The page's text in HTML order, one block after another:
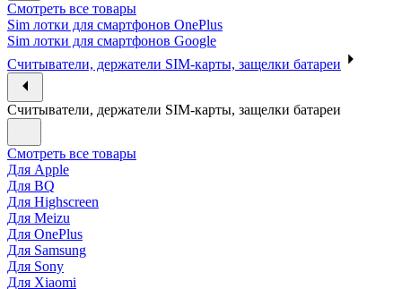
Смотреть все товары
Sim лотки для смартфонов OnePlus
Sim лотки для смартфонов Google
Считыватели, держатели SIM-карты, защелки батареи
Считыватели, держатели SIM-карты, защелки батареи
Смотреть все товары
Для Apple
Для BQ
Для Highscreen
Для Meizu
Для OnePlus
Для Samsung
Для Sony
Для Xiaomi